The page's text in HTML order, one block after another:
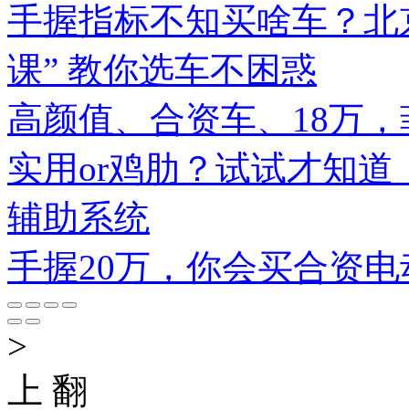
手握指标不知买啥车？
课” 教你选车不困惑
高颜值、合资车、18万
实用or鸡肋？试试才知
辅助系统
手握20万，你会买合资
>
上 翻